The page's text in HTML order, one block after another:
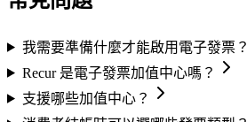
我需要準備什麼才能啟用電子發票？
Recur 是電子發票加值中心嗎？
支援哪些加值中心？